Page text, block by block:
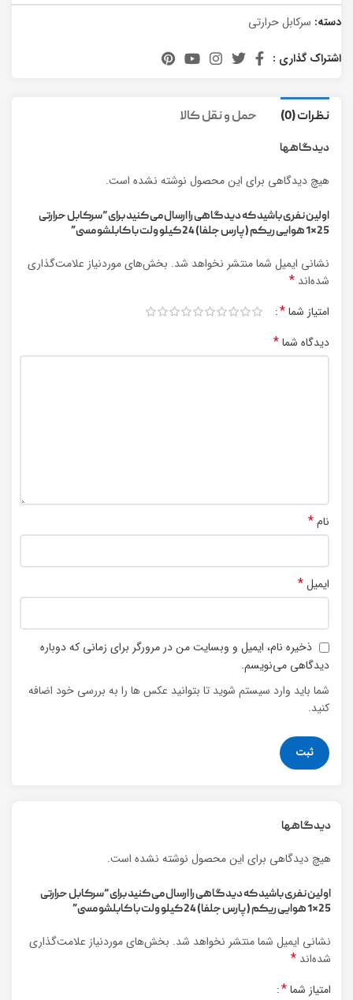
دسته: سرکابل حرارتی
اشتراک گذاری :
نظرات (0) حمل و نقل کالا
دیدگاهها
هیچ دیدگاهی برای این محصول نوشته نشده است.
اولین نفری باشید که دیدگاهی را ارسال می کنید برای “سرکابل حرارتی
25*1 هوایی ریکم (پارس جلفا) 24 کیلو ولت با کابلشو مسی”
نشانی ایمیل شما منتشر نخواهد شد. بخش‌های موردنیاز علامت‌گذاری
شده‌اند *
امتیاز شما*
دیدگاه شما*
نام*
ایمیل*
ذخیره نام، ایمیل و وبسایت من در مرورگر برای زمانی که دوباره
دیدگاهی می‌نویسم.
شما باید وارد سیستم شوید تا بتوانید عکس ها را به بررسی خود اضافه
کنید.
دیدگاهها
هیچ دیدگاهی برای این محصول نوشته نشده است.
اولین نفری باشید که دیدگاهی را ارسال می کنید برای “سرکابل حرارتی
25*1 هوایی ریکم (پارس جلفا) 24 کیلو ولت با کابلشو مسی”
نشانی ایمیل شما منتشر نخواهد شد. بخش‌های موردنیاز علامت‌گذاری
شده‌اند *
امتیاز شما*